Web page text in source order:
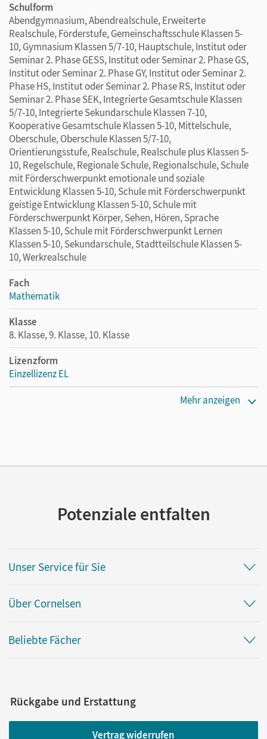
Schulform
Abendgymnasium, Abendrealschule, Erweiterte
Realschule, Förderstufe, Gemeinschaftsschule Klassen 5-
10, Gymnasium Klassen 5/7-10, Hauptschule, Institut oder
Seminar 2. Phase GESS, Institut oder Seminar 2. Phase GS,
Institut oder Seminar 2. Phase GY, Institut oder Seminar 2.
Phase HS, Institut oder Seminar 2. Phase RS, Institut oder
Seminar 2. Phase SEK, Integrierte Gesamtschule Klassen
5/7-10, Integrierte Sekundarschule Klassen 7-10,
Kooperative Gesamtschule Klassen 5-10, Mittelschule,
Oberschule, Oberschule Klassen 5/7-10,
Orientierungsstufe, Realschule, Realschule plus Klassen 5-
10, Regelschule, Regionale Schule, Regionalschule, Schule
mit Förderschwerpunkt emotionale und soziale
Entwicklung Klassen 5-10, Schule mit Förderschwerpunkt
geistige Entwicklung Klassen 5-10, Schule mit
Förderschwerpunkt Körper, Sehen, Hören, Sprache
Klassen 5-10, Schule mit Förderschwerpunkt Lernen
Klassen 5-10, Sekundarschule, Stadtteilschule Klassen 5-
10, Werkrealschule
Fach
Mathematik
Klasse
8. Klasse, 9. Klasse, 10. Klasse
Lizenzform
Einzellizenz EL
Mehr anzeigen
Potenziale entfalten
Unser Service für Sie
Über Cornelsen
Beliebte Fächer
Rückgabe und Erstattung
Vertrag widerrufen